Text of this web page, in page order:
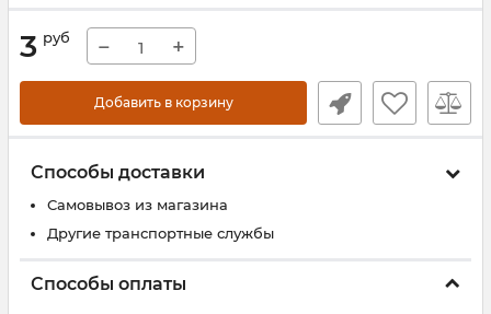
3 руб − +
Добавить в корзину
Способы доставки
Самовывоз из магазина
Другие транспортные службы
Способы оплаты